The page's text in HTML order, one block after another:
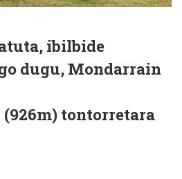
ibilbide
dugu, Mondarrain
tontorretara